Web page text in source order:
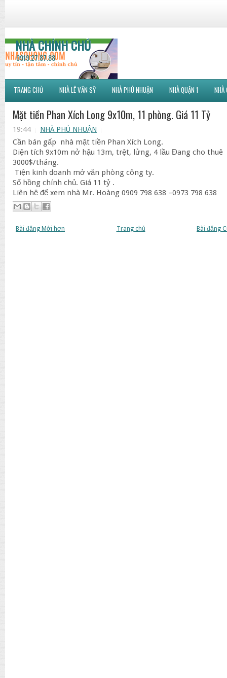
NHÀ CHÍNH CHỦ
0919.27.87.88
TRANG CHỦ NHÀ LÊ VĂN SỸ NHÀ PHÚ NHUẬN NHÀ QUẬN 1 NHÀ
Mặt tiền Phan Xích Long 9x10m, 11 phòng. Giá 11 Tỷ
19:44 NHÀ PHÚ NHUẬN
Cần bán gấp nhà mặt tiền Phan Xích Long.
Diện tích 9x10m nở hậu 13m, trệt, lửng, 4 lầu Đang cho thuê
3000$/tháng.
Tiện kinh doanh mở văn phòng công ty.
Sổ hồng chính chủ. Giá 11 tỷ .
Liên hệ để xem nhà Mr. Hoàng 0909 798 638 –0973 798 638
Bài đăng Mới hơn Bài đăng
Trang chủ